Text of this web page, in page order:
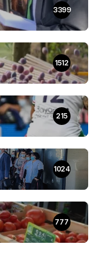
3399
1512
215
1024
777